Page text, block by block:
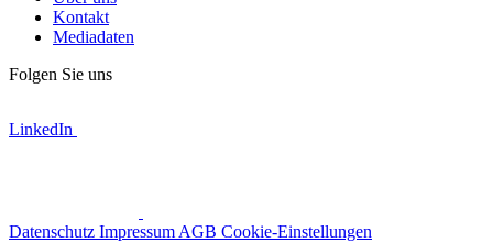
Kontakt
Mediadaten
Folgen Sie uns
LinkedIn
Datenschutz Impressum AGB Cookie-Einstellungen